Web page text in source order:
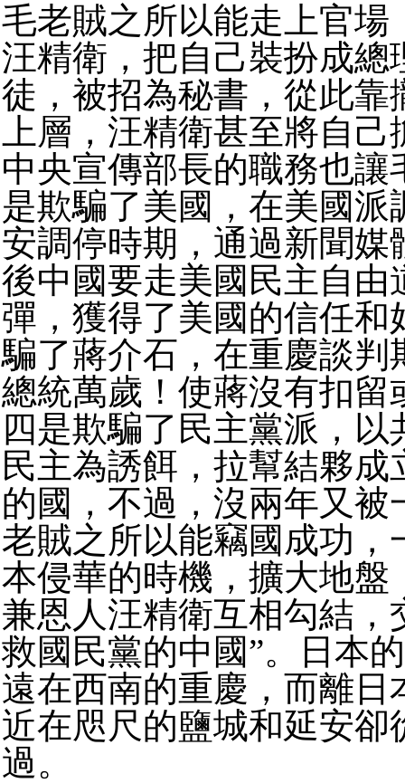
毛老賊之所以能走上官場
汪精衛，把自己裝扮成總
徒，被招為秘書，從此靠
上層，汪精衛甚至將自
中央宣傳部長的職務也讓
是欺騙了美國，在美國派
安調停時期，通過新聞媒
後中國要走美國民主自由
彈，獲得了美國的信任和
騙了蔣介石，在重慶談判
總統萬歲！使蔣沒有扣留
四是欺騙了民主黨派，以
民主為誘餌，拉幫結夥成
的國，不過，沒兩年又被
老賊之所以能竊國成功，
本侵華的時機，擴大地盤
兼恩人汪精衛互相勾結，
救國民黨的中國”。日本
遠在西南的重慶，而離日
近在咫尺的鹽城和延安卻
過。